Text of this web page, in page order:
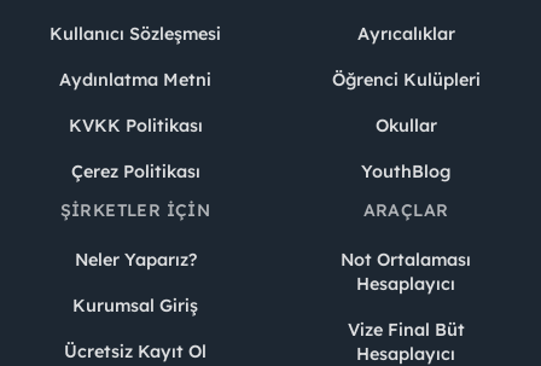
Kullanıcı Sözleşmesi
Aydınlatma Metni
KVKK Politikası
Çerez Politikası
Ayrıcalıklar
Öğrenci Kulüpleri
Okullar
YouthBlog
ŞIRKETLER İÇIN
Neler Yaparız?
Kurumsal Giriş
Ücretsiz Kayıt Ol
ARAÇLAR
Not Ortalaması
Hesaplayıcı
Vize Final Büt
Hesaplayıcı